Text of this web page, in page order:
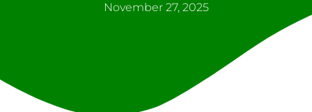
November 27, 2025